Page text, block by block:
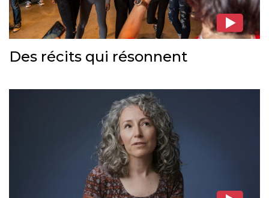
Des récits qui résonnent